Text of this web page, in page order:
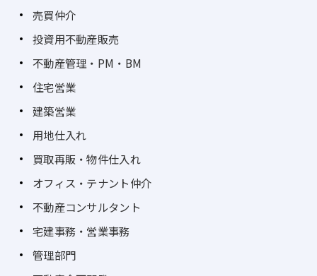
5337）まで
遠慮なくお尋ねくださいね。
未経験でも先輩がサポ
ートしますので、安心
してスキルを学べま
す！
店舗のみんなに感謝さ
売買仲介
投資用不動産販売
不動産管理・PM・BM
住宅営業
建築営業
用地仕入れ
買取再販・物件仕入れ
オフィス・テナント仲介
不動産コンサルタント
宅建事務・営業事務
管理部門